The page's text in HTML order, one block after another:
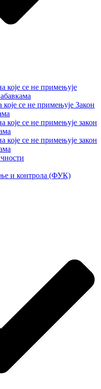
које се не примењује
се не примењује Закон
које се не примењује закон
које се не примењује закон
и контрола (ФУК)